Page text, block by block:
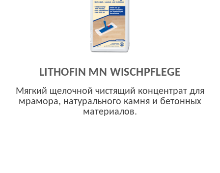
LITHOFIN MN WISCHPFLEGE
Мягкий щелочной чистящий концентрат для
мрамора, натурального камня и бетонных
материалов.